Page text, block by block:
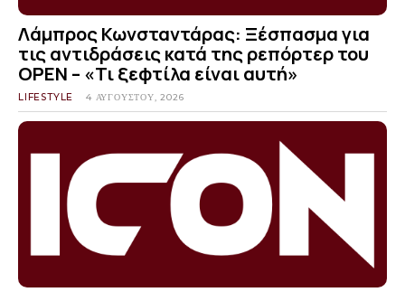
Λάμπρος Κωνσταντάρας: Ξέσπασμα για
τις αντιδράσεις κατά της ρεπόρτερ του
OPEN – «Τι ξεφτίλα είναι αυτή»
LIFESTYLE 4 ΑΥΓΟΎΣΤΟΥ, 2026